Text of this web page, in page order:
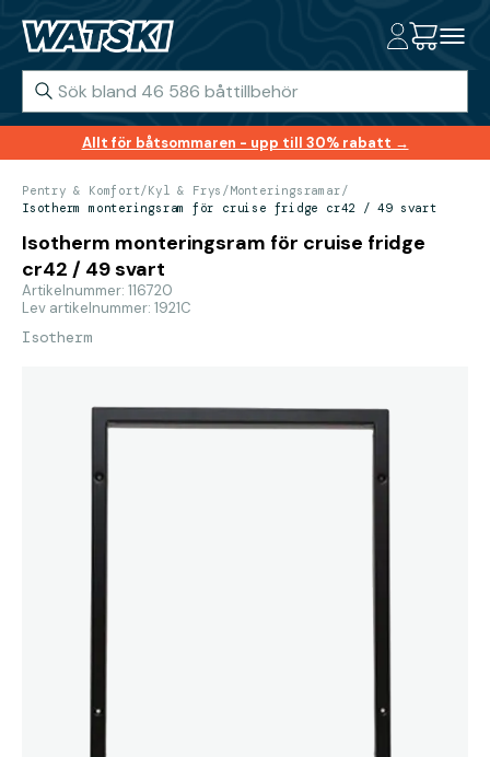
Allt för båtsommaren - upp till 30% rabatt →
Pentry & Komfort/Kyl & Frys /Monteringsramar/
Isotherm monteringsram för cruise fridge cr42 / 49 svart
Isotherm monteringsram för cruise fridge
cr42 / 49 svart
Artikelnummer: 116720
Lev artikelnummer: 1921C
Isotherm